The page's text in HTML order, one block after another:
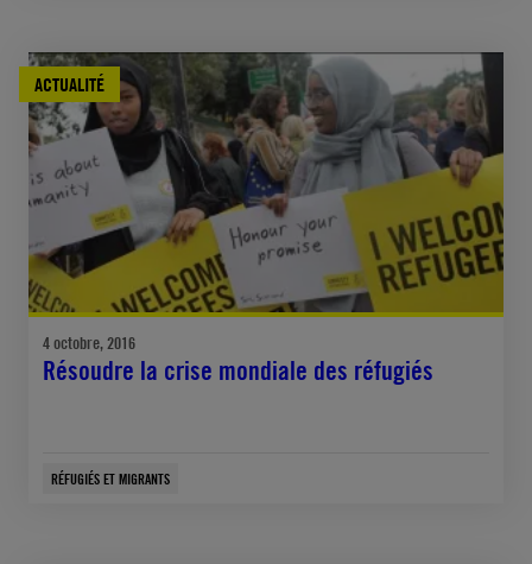
ACTUALITÉ
4 octobre, 2016
Résoudre la crise mondiale des réfugiés
RÉFUGIÉS ET MIGRANTS